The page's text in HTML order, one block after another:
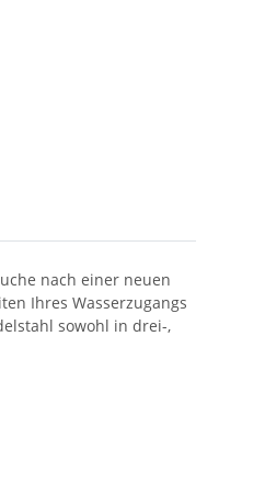
nach einer neuen
Ihres Wasserzugangs
sowohl in drei-,